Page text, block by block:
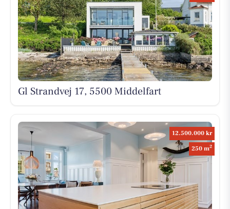
Gl Strandvej 17, 5500 Middelfart
12.500.000 kr
250 m2